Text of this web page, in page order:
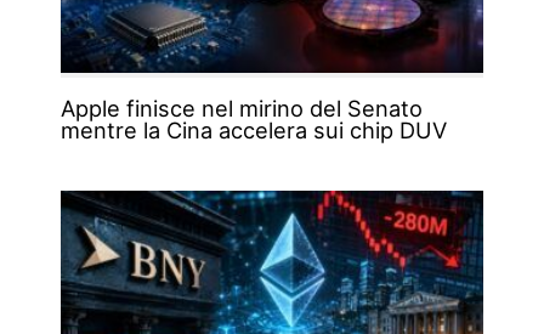
Apple finisce nel mirino del Senato
mentre la Cina accelera sui chip DUV